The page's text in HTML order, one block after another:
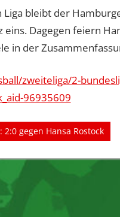
bleibt der
Dagegen feiern
in der
zweiteliga/2-
96935609
gegen Hansa Rostock